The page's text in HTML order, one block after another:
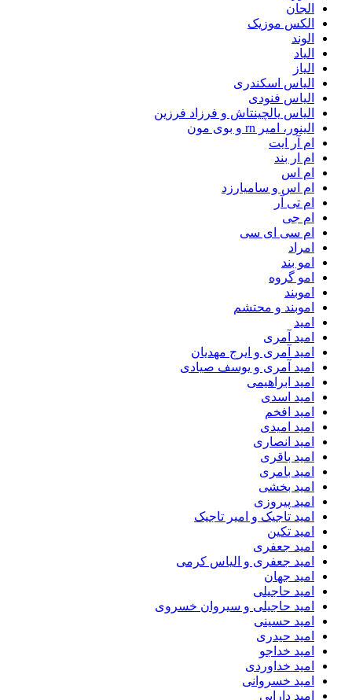
الجان
الکس موزیک
الوند
الیاد
الیاز
الیاس اسکندری
الیاس فنودی
الیاس یالچینتاش و فرزاد فرزین
الینور، امیر rn و بوی مون
ام آر ایت
ام‌ ار بند
ام اس
ام اس و سامیارزد
ام تی آر
ام جی
ام سی ای سی
امراد
امو بند
امو گروه
اموبند
اموبند و محتشم
امید
امید آمری
امید آمری و ایرج مهدیان
امید آمری و یوسف صیادی
امید ابراهیمی
امید اسدی
امید افخم
امید امیدی
امید انصاری
امید باقری
امید بامری
امید بخشی
امید پیروزی
امید تاجیک و امیر تاجیک
امید تکین
امید جعفری
امید جعفری و الیاس کرمی
امید جهان
امید حاجیلی
امید حاجیلی و سیروان خسروی
امید حسینی
امید حیدری
امید خداجو
امید خداوردی
امید خسروانی
امید دارابی